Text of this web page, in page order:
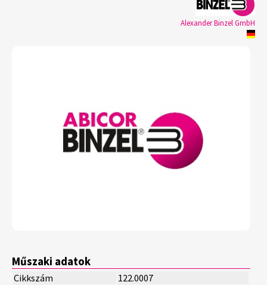
Alexander Binzel GmbH
Műszaki adatok
Cikkszám
122.0007